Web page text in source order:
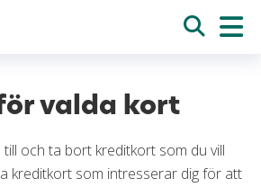
valda kort
till och ta bort kreditkort som du vill
kreditkort som intresserar dig för att